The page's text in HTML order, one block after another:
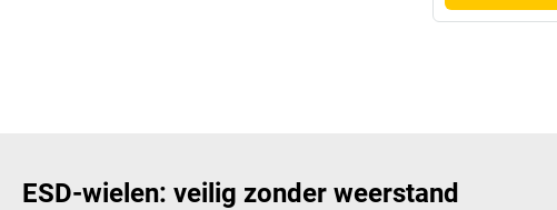
ESD-wielen: veilig zonder weerstand